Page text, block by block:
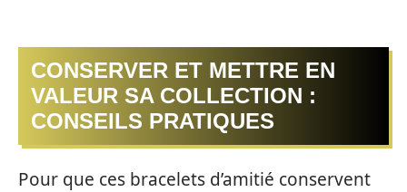
CONSERVER ET METTRE EN
VALEUR SA COLLECTION :
CONSEILS PRATIQUES
Pour que ces bracelets d’amitié conservent